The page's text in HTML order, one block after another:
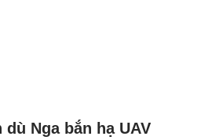
Nga bắn hạ UAV